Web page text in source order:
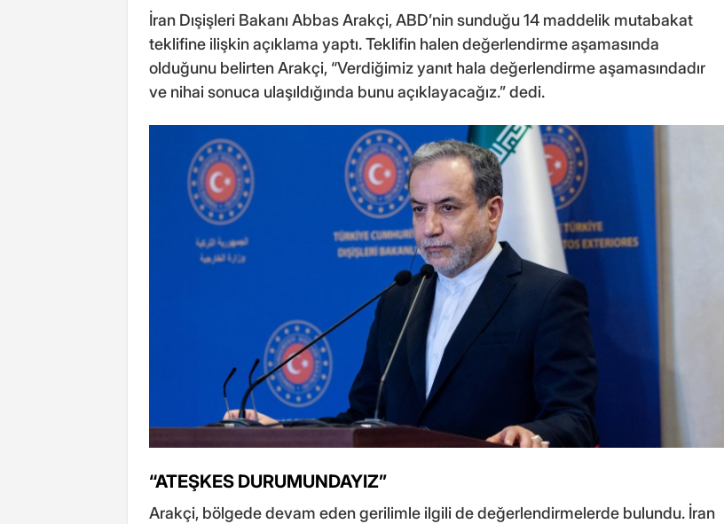
İran Dışişleri Bakanı Abbas Arakçi, ABD’nin sunduğu 14 maddelik mutabakat
teklifine ilişkin açıklama yaptı. Teklifin halen değerlendirme aşamasında
olduğunu belirten Arakçi, “Verdiğimiz yanıt hala değerlendirme aşamasındadır
ve nihai sonuca ulaşıldığında bunu açıklayacağız.” dedi.
“ATEŞKES DURUMUNDAYIZ”
Arakçi, bölgede devam eden gerilimle ilgili de değerlendirmelerde bulundu. İran